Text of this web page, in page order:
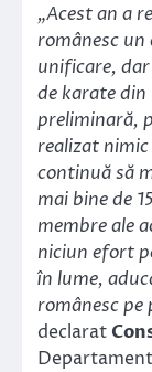
„Acest an a
românesc
unificare,
de karate din
preliminară,
realizat nimic
continuă să
mai bine de
membre ale
niciun efort
în lume,
românesc
declarat